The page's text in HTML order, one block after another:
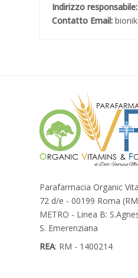
Indirizzo responsabile:
Contatto Email:
Parafarmacia Organic
72 d/e - 00199 Roma
METRO - Linea B:
S. Emerenziana
REA: RM - 1400214